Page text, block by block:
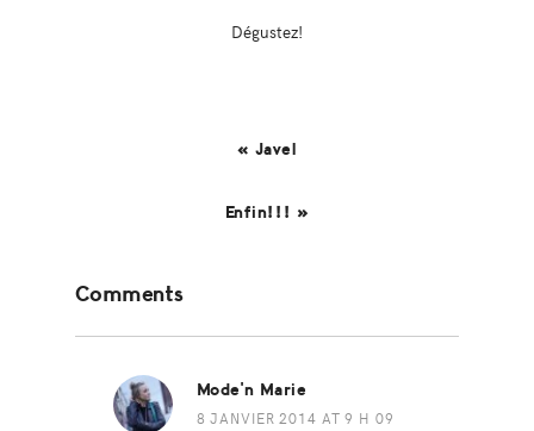
Dégustez!
« Javel
Enfin!!! »
Interactions
Comments
Mode'n Marie
8 JANVIER 2014 AT 9 H 09